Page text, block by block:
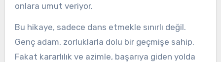
onlara umut veriyor.
Bu hikaye, sadece dans etmekle sınırlı değil.
Genç adam, zorluklarla dolu bir geçmişe sahip.
Fakat kararlılık ve azimle, başarıya giden yolda